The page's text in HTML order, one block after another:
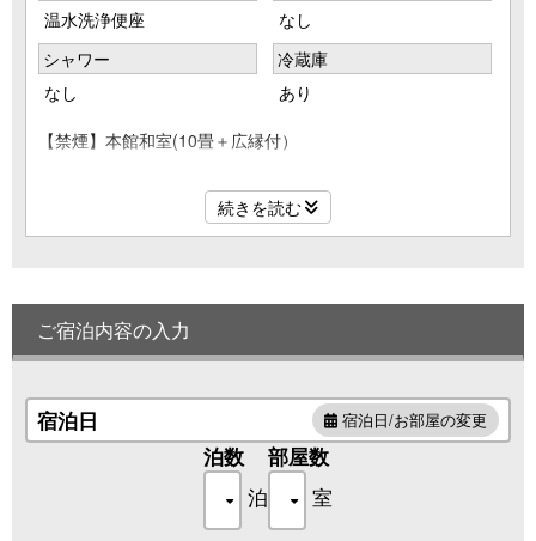
温水洗浄便座
なし
シャワー
なし
冷蔵庫
あり
【禁煙】本館和室(10畳＋広縁付）
『当館で一番移動に便利な客室』
本館和室は万座温泉日進舘のメインの客室にございます。 正
分の広さの広縁がございます。
続きを読む
ご宿泊内容の入力
宿泊日 宿泊日/お部屋の変更
泊数
泊
部屋数
室